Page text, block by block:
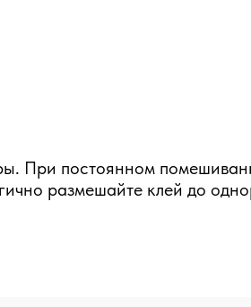
При постоянном
размешайте клей до